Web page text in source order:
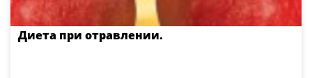
Диета при отравлении.